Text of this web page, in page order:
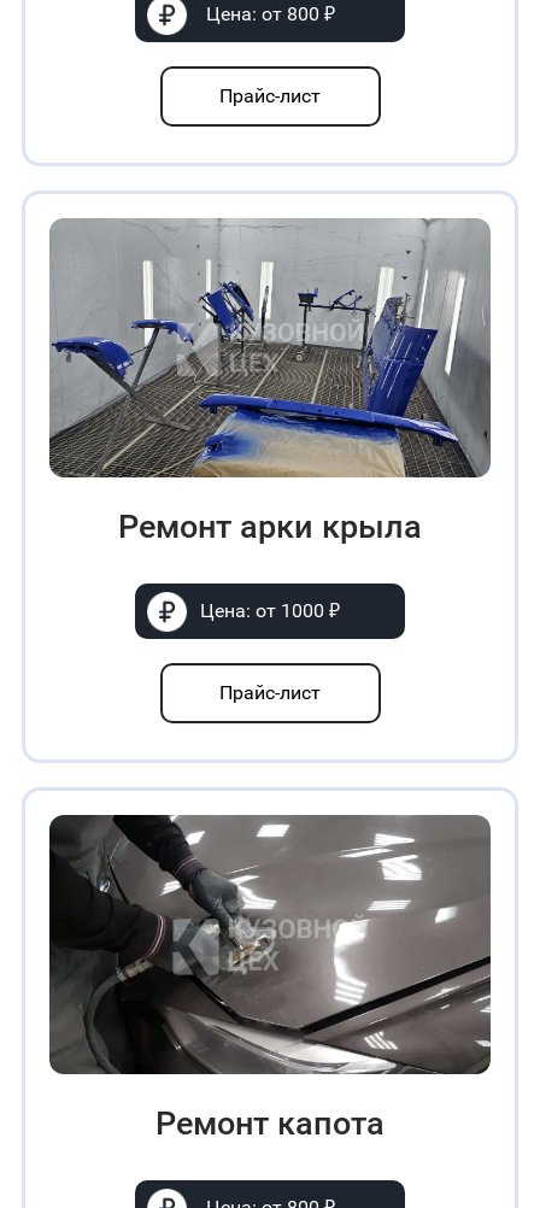
Цена: от 800 ₽
Прайс-лист
Ремонт арки крыла
Цена: от 1000 ₽
Прайс-лист
Ремонт капота